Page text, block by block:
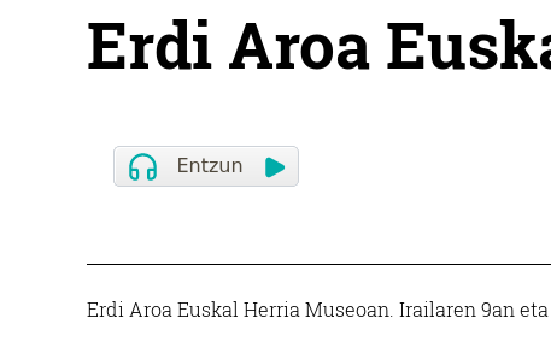
Erdi Aroa
Erdi Aroa Euskal Herria Museoan. Irailaren 9an eta